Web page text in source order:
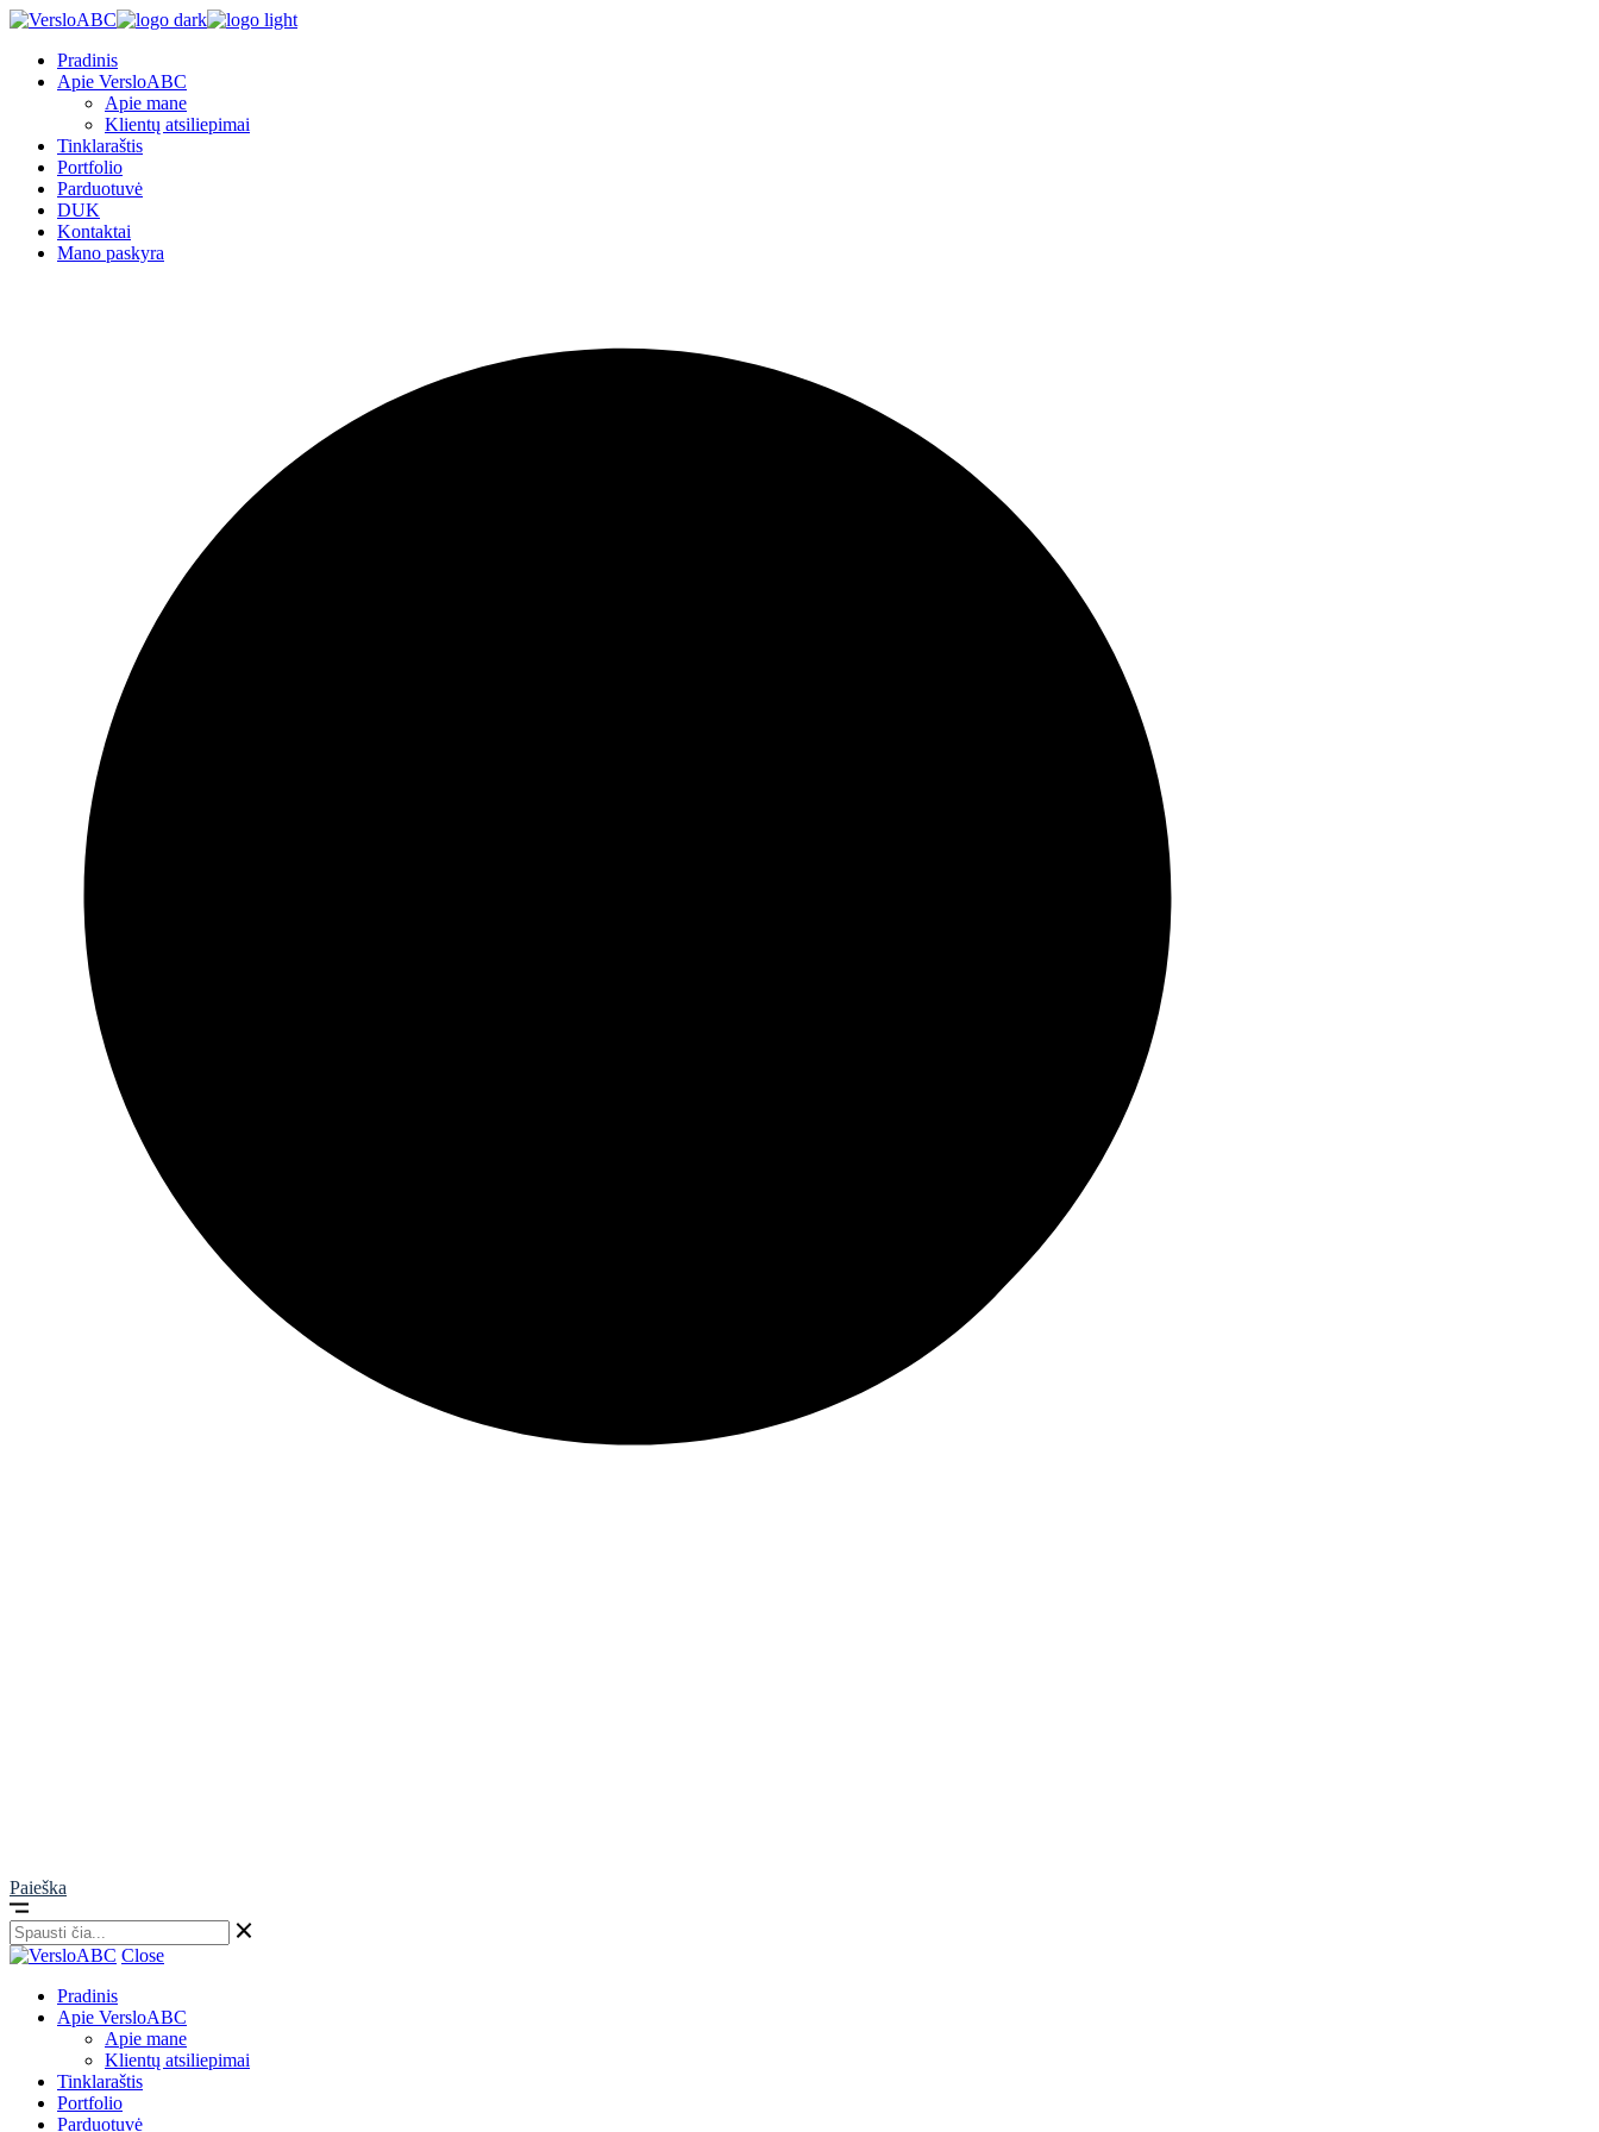
Pradinis
Apie VersloABC
Apie mane
Klientų atsiliepimai
Tinklaraštis
Portfolio
Parduotuvė
DUK
Kontaktai
Mano paskyra
Paieška
Close
Pradinis
Apie VersloABC
Apie mane
Klientų atsiliepimai
Tinklaraštis
Portfolio
Parduotuvė